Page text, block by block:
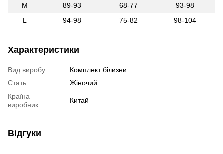
M
89-93 68-77
93-98
L
94-98 75-82 98-104
Характеристики
Вид виробу
Комплект білизни
Стать
Жіночий
Країна
виробник
Китай
Відгуки